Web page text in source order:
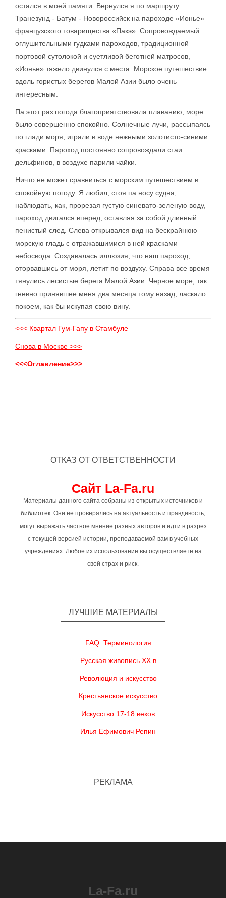
остался в моей памяти. Вернулся я по маршруту
Транезунд - Батум - Новороссийск на пароходе «Ионье»
французского товарищества «Пакэ». Сопровождаемый
оглушительными гудками пароходов, традиционной
портовой сутолокой и суетливой беготней матросов,
«Ионье» тяжело двинулся с места. Морское путешествие
вдоль гористых берегов Малой Азии было очень
интересным.
Па этот раз погода благоприятствовала плаванию, море
было совершенно спокойно. Солнечные лучи, рассыпаясь
по глади моря, играли в воде нежными золотисто-синими
красками. Пароход постоянно сопровождали стаи
дельфинов, в воздухе парили чайки.
Ничто не может сравниться с морским путешествием в
спокойную погоду. Я любил, стоя па носу судна,
наблюдать, как, прорезая густую синевато-зеленую воду,
пароход двигался вперед, оставляя за собой длинный
пенистый след. Слева открывался вид на бескрайнюю
морскую гладь с отражавшимися в ней красками
небосвода. Создавалась иллюзия, что наш пароход,
оторвавшись от моря, летит по воздуху. Справа все время
тянулись лесистые берега Малой Азии. Черное море, так
гневно принявшее меня два месяца тому назад, ласкало
покоем, как бы искупая свою вину.
<<< Квартал Гум-Гапу в Стамбуле
Снова в Москве >>>
<<<Оглавление>>>
ОТКАЗ ОТ ОТВЕТСТВЕННОСТИ
Сайт La-Fa.ru
Материалы данного сайта собраны из открытых источников и
библиотек. Они не проверялись на актуальность и правдивость,
могут выражать частное мнение разных авторов и идти в разрез
с текущей версией истории, преподаваемой вам в учебных
учреждениях. Любое их использование вы осуществляете на
свой страх и риск.
ЛУЧШИЕ МАТЕРИАЛЫ
FAQ. Терминология
Русская живопись XX в
Революция и искусство
Крестьянское искусство
Искусство 17-18 веков
Илья Ефимович Репин
РЕКЛАМА
La-Fa.ru